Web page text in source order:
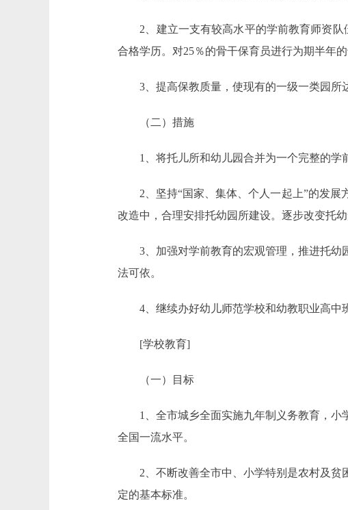
2、建立一支有较高水平的学前教育师资队
合格学历。对25％的骨干保育员进行为期半年的
3、提高保教质量，使现有的一级一类园所达
（二）措施
1、将托儿所和幼儿园合并为一个完整的学
2、坚持“国家、集体、个人一起上”的发展
改造中，合理安排托幼园所建设。逐步改变托
3、加强对学前教育的宏观管理，推进托幼
法可依。
4、继续办好幼儿师范学校和幼教职业高中
[学校教育]
（一）目标
1、全市城乡全面实施九年制义务教育，小学
全国一流水平。
2、不断改善全市中、小学特别是农村及贫
定的基本标准。